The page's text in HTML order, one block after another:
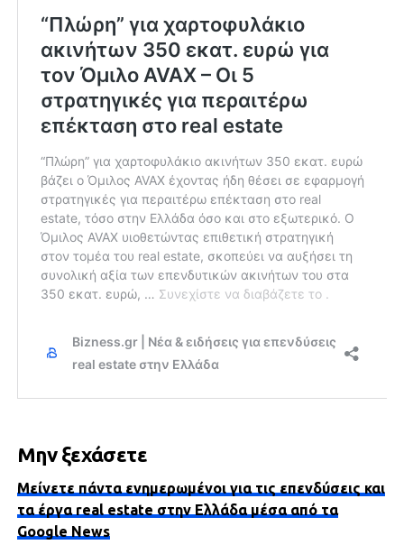
Μην ξεχάσετε
Μείνετε πάντα ενημερωμένοι για τις επενδύσεις και
τα έργα real estate στην Ελλάδα μέσα από τα
Google News